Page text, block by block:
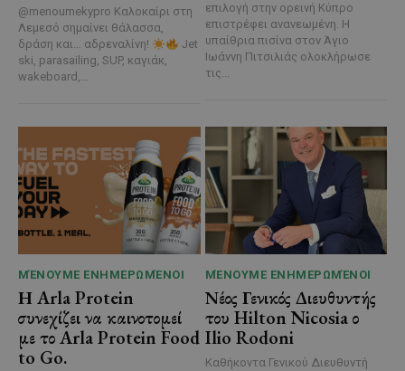
@menoumekypro Καλοκαίρι στη
Λεμεσό σημαίνει θάλασσα,
δράση και… αδρεναλίνη!
Jet
ski, parasailing, SUP, καγιάκ,
wakeboard,...
επιλογή στην ορεινή Κύπρο
επιστρέφει ανανεωμένη. Η
υπαίθρια πισίνα στον Άγιο
Ιωάννη Πιτσιλιάς ολοκλήρωσε
τις...
ΜΈΝΟΥΜΕ ΕΝΗΜΕΡΩΜΈΝΟΙ
Η Arla Protein
συνεχίζει να καινοτομεί
με το Arla Protein Food
to Go.
ΜΈΝΟΥΜΕ ΕΝΗΜΕΡΩΜΈΝΟΙ
Νέος Γενικός Διευθυντής
του Hilton Nicosia ο
Ilio Rodoni
Καθήκοντα Γενικού Διευθυντή